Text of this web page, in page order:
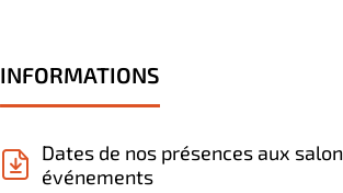
INFORMATIONS
Dates de nos présences aux
événements